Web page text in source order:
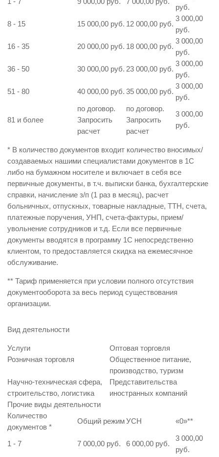
руб.
8 - 15
15 000,00 руб. 12 000,00 руб.
3 000,00
руб.
16 - 35
20 000,00 руб. 18 000,00 руб.
3 000,00
руб.
36 - 50
30 000,00 руб. 23 000,00 руб.
3 000,00
руб.
51 - 80
40 000,00 руб. 35 000,00 руб.
3 000,00
руб.
81 и более
по договор.
Запросить
расчет
по договор.
Запросить
расчет
3 000,00
руб.
* В количество документов входит количество вносимых/
создаваемых нашими специалистами документов в 1С
либо на бумажном носителе и включает в себя все
первичные документы, в т.ч. выписки банка, бухгалтерские
справки, начисление з/п (1 раз в месяц), расчет
больничных, отпускных, товарные накладные, ТТН, счета,
платежные поручения, УНП, счета-фактуры, прием/
увольнение сотрудников и т.д. Если все первичные
документы вводятся в программу 1С непосредственно
клиентом, то предоставляется скидка на ежемесячное
обслуживание.
** Тариф применяется при условии полного отсутствия
документооборота за весь период существования
организации.
Вид деятельности
Услуги
Оптовая торговля
Розничная торговля
Общественное питание,
производство, туризм
Научно-техническая сфера,
строительство, логистика
Представительства
иностранных компаний
Прочие виды деятельности
Количество
документов *
Общий режимУСН «0»**
1 - 7 7 000,00 руб. 6 000,00 руб.
3 000,00
руб.